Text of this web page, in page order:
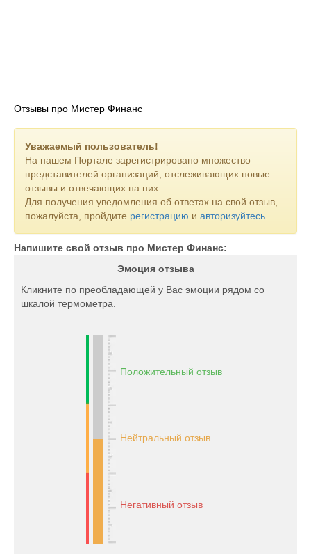
Отзывы про Мистер Финанс
Уважаемый пользователь!
На нашем Портале зарегистрировано множество
представителей организаций, отслеживающих новые
отзывы и отвечающих на них.
Для получения уведомления об ответах на свой отзыв,
пожалуйста, пройдите регистрацию и авторизуйтесь
Напишите свой отзыв про Мистер Финанс:
Эмоция отзыва
Кликните по преобладающей у Вас эмоции рядом со
шкалой термометра.
Положительный отзыв
Нейтральный отзыв
Негативный отзыв